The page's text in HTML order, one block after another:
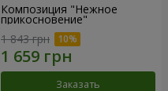
Композиция "Нежное
прикосновение"
1 843 грн
Заказать